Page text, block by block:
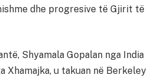
dhe progresive të Gjirit të
Shyamala Gopalan nga India
Xhamajka, u takuan në Berkeley